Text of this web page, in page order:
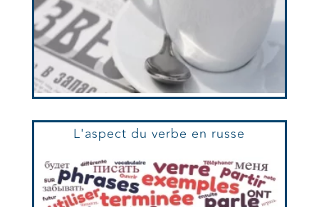
L'aspect du verbe en russe